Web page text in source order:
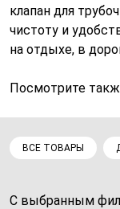
клапан для
чистоту и
на отдыхе, в
Посмотрите
ВСЕ ТОВАРЫ
С выбранным